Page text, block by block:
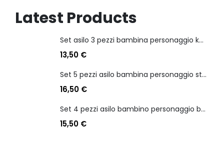
Latest Products
Set asilo 3 pezzi bambina personaggio kuromi
13,50 €
Set 5 pezzi asilo bambina personaggio stitch angel
16,50 €
Set 4 pezzi asilo bambino personaggio batman
15,50 €